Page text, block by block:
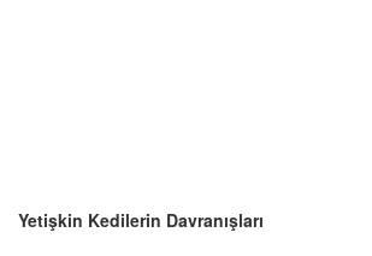
Yetişkin Kedilerin Davranışları